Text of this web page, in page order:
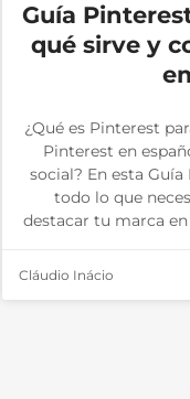
Guía
qué sirve y
¿Qué es Pinterest
Pinterest en
social? En esta
todo lo que
destacar tu marca
Cláudio Inácio